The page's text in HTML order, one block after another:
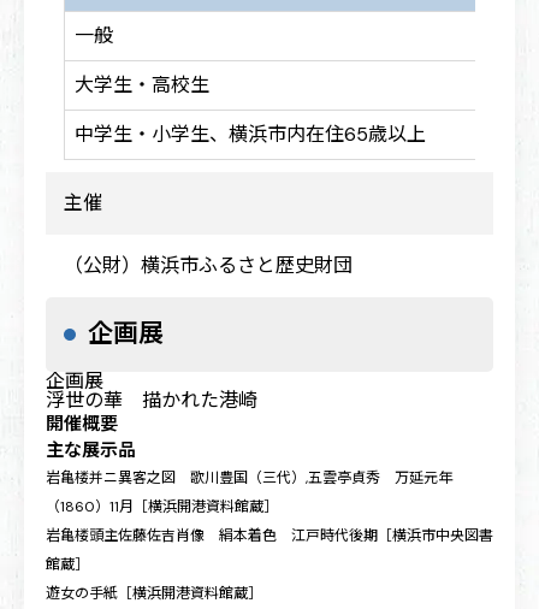
一般
大学生・高校生
中学生・小学生、横浜市内在住65歳以上
主催
（公財）横浜市ふるさと歴史財団
企画展
企画展
浮世の華 描かれた港崎
開催概要
主な展示品
岩亀楼并ニ異客之図 歌川豊国（三代）,五雲亭貞秀 万延元年
（1860）11月［横浜開港資料館蔵］
岩亀楼頭主佐藤佐吉肖像 絹本着色 江戸時代後期［横浜市中央図書
館蔵］
遊女の手紙［横浜開港資料館蔵］